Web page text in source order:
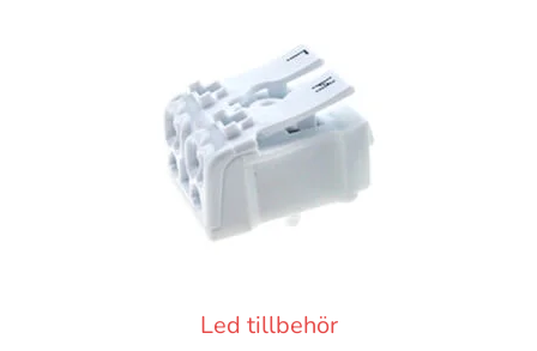
Led tillbehör